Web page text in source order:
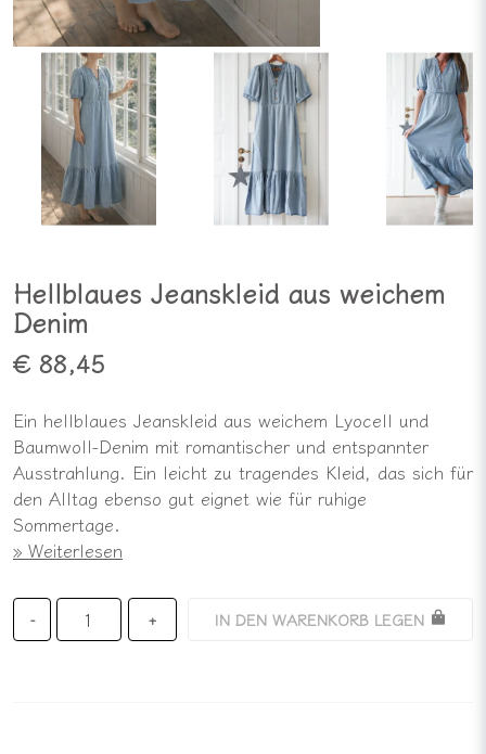
Hellblaues Jeanskleid aus weichem
Denim
€ 88,45
Ein hellblaues Jeanskleid aus weichem Lyocell und
Baumwoll-Denim mit romantischer und entspannter
Ausstrahlung. Ein leicht zu tragendes Kleid, das sich für
den Alltag ebenso gut eignet wie für ruhige
Sommertage.
Weiterlesen
- + IN DEN WARENKORB LEGEN